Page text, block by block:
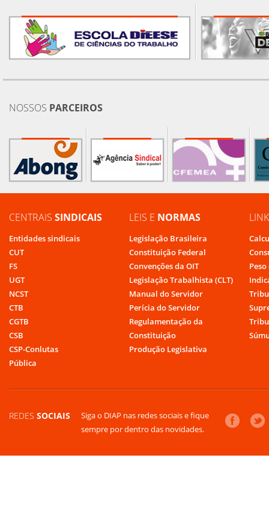
NOSSOS PARCEIROS
CENTRAIS SINDICAIS
Entidades sindicais
CUT
FS
UGT
NCST
CTB
CGTB
CSB
CSP-Conlutas
Pública
LEIS E NORMAS
Legislação Brasileira
Constituição Federal
Convenções da OIT
Legislação Trabalhista (CLT)
Manual do Servidor
Perícia do Servidor
Regulamentação da
Constituição
Produção Legislativa
REDES SOCIAIS
Siga o DIAP nas redes sociais e fique
sempre por dentro das novidades.